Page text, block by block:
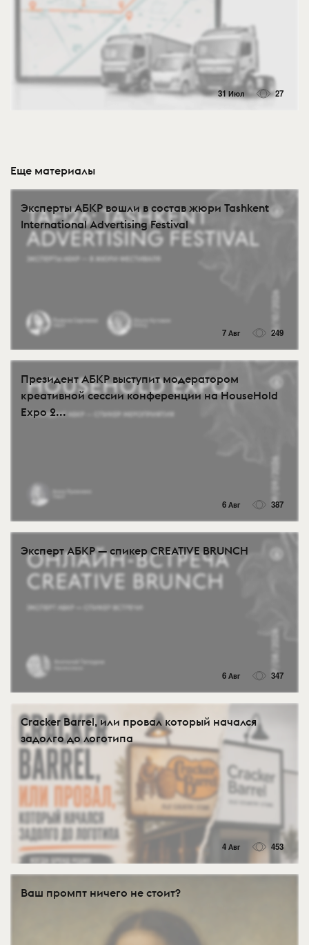
31 Июл 27
Еще материалы
Эксперты АБКР вошли в состав жюри Tashkent
International Advertising Festival
7 Авг 249
Президент АБКР выступит модератором
креативной сессии конференции на HouseHold
Expo 2...
6 Авг 387
Эксперт АБКР — спикер CREATIVE BRUNCH
6 Авг 347
Cracker Barrel, или провал который начался
задолго до логотипа
4 Авг 453
Ваш промпт ничего не стоит?